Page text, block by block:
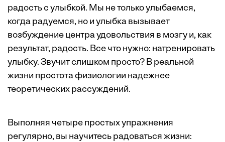
радость с улыбкой. Мы не только улыбаемся,
когда радуемся, но и улыбка вызывает
возбуждение центра удовольствия в мозгу и, как
результат, радость. Все что нужно: натренировать
улыбку. Звучит слишком просто? В реальной
жизни простота физиологии надежнее
теоретических рассуждений.
Выполняя четыре простых упражнения
регулярно, вы научитесь радоваться жизни: